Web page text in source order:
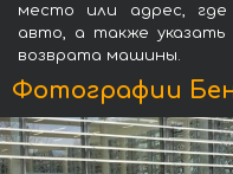
место или адрес,
авто, а также
возврата машины.
Фотографии